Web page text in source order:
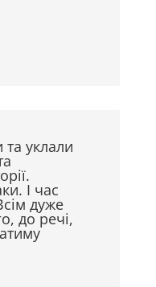
та уклали
І час
дуже
до речі,